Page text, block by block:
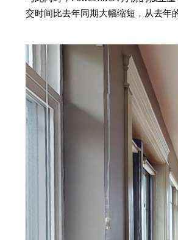
交时间比去年同期大幅缩短，从去年